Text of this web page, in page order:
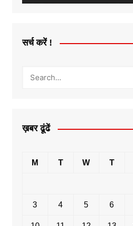
सर्च करें !
ख़बर ढूंढें
M T W T
3 4 5 6